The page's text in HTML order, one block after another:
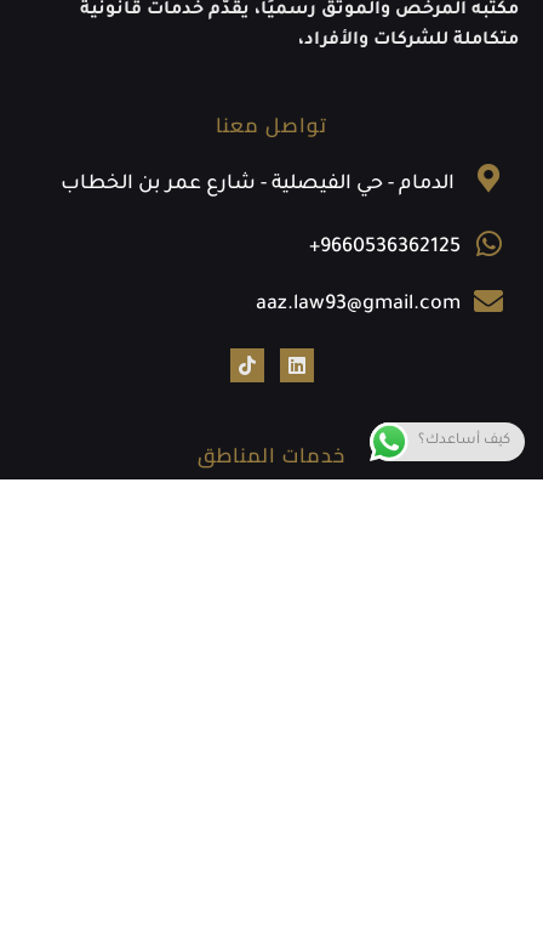
مكتبه المرخص والموثق رسميًا، يقدّم خدمات قانونية
متكاملة للشركات والأفراد،
تواصل معنا
الدمام - حي الفيصلية - شارع عمر بن الخطاب
+9660536362125
aaz.law93@gmail.com
خدمات المناطق كيف أساعدك؟